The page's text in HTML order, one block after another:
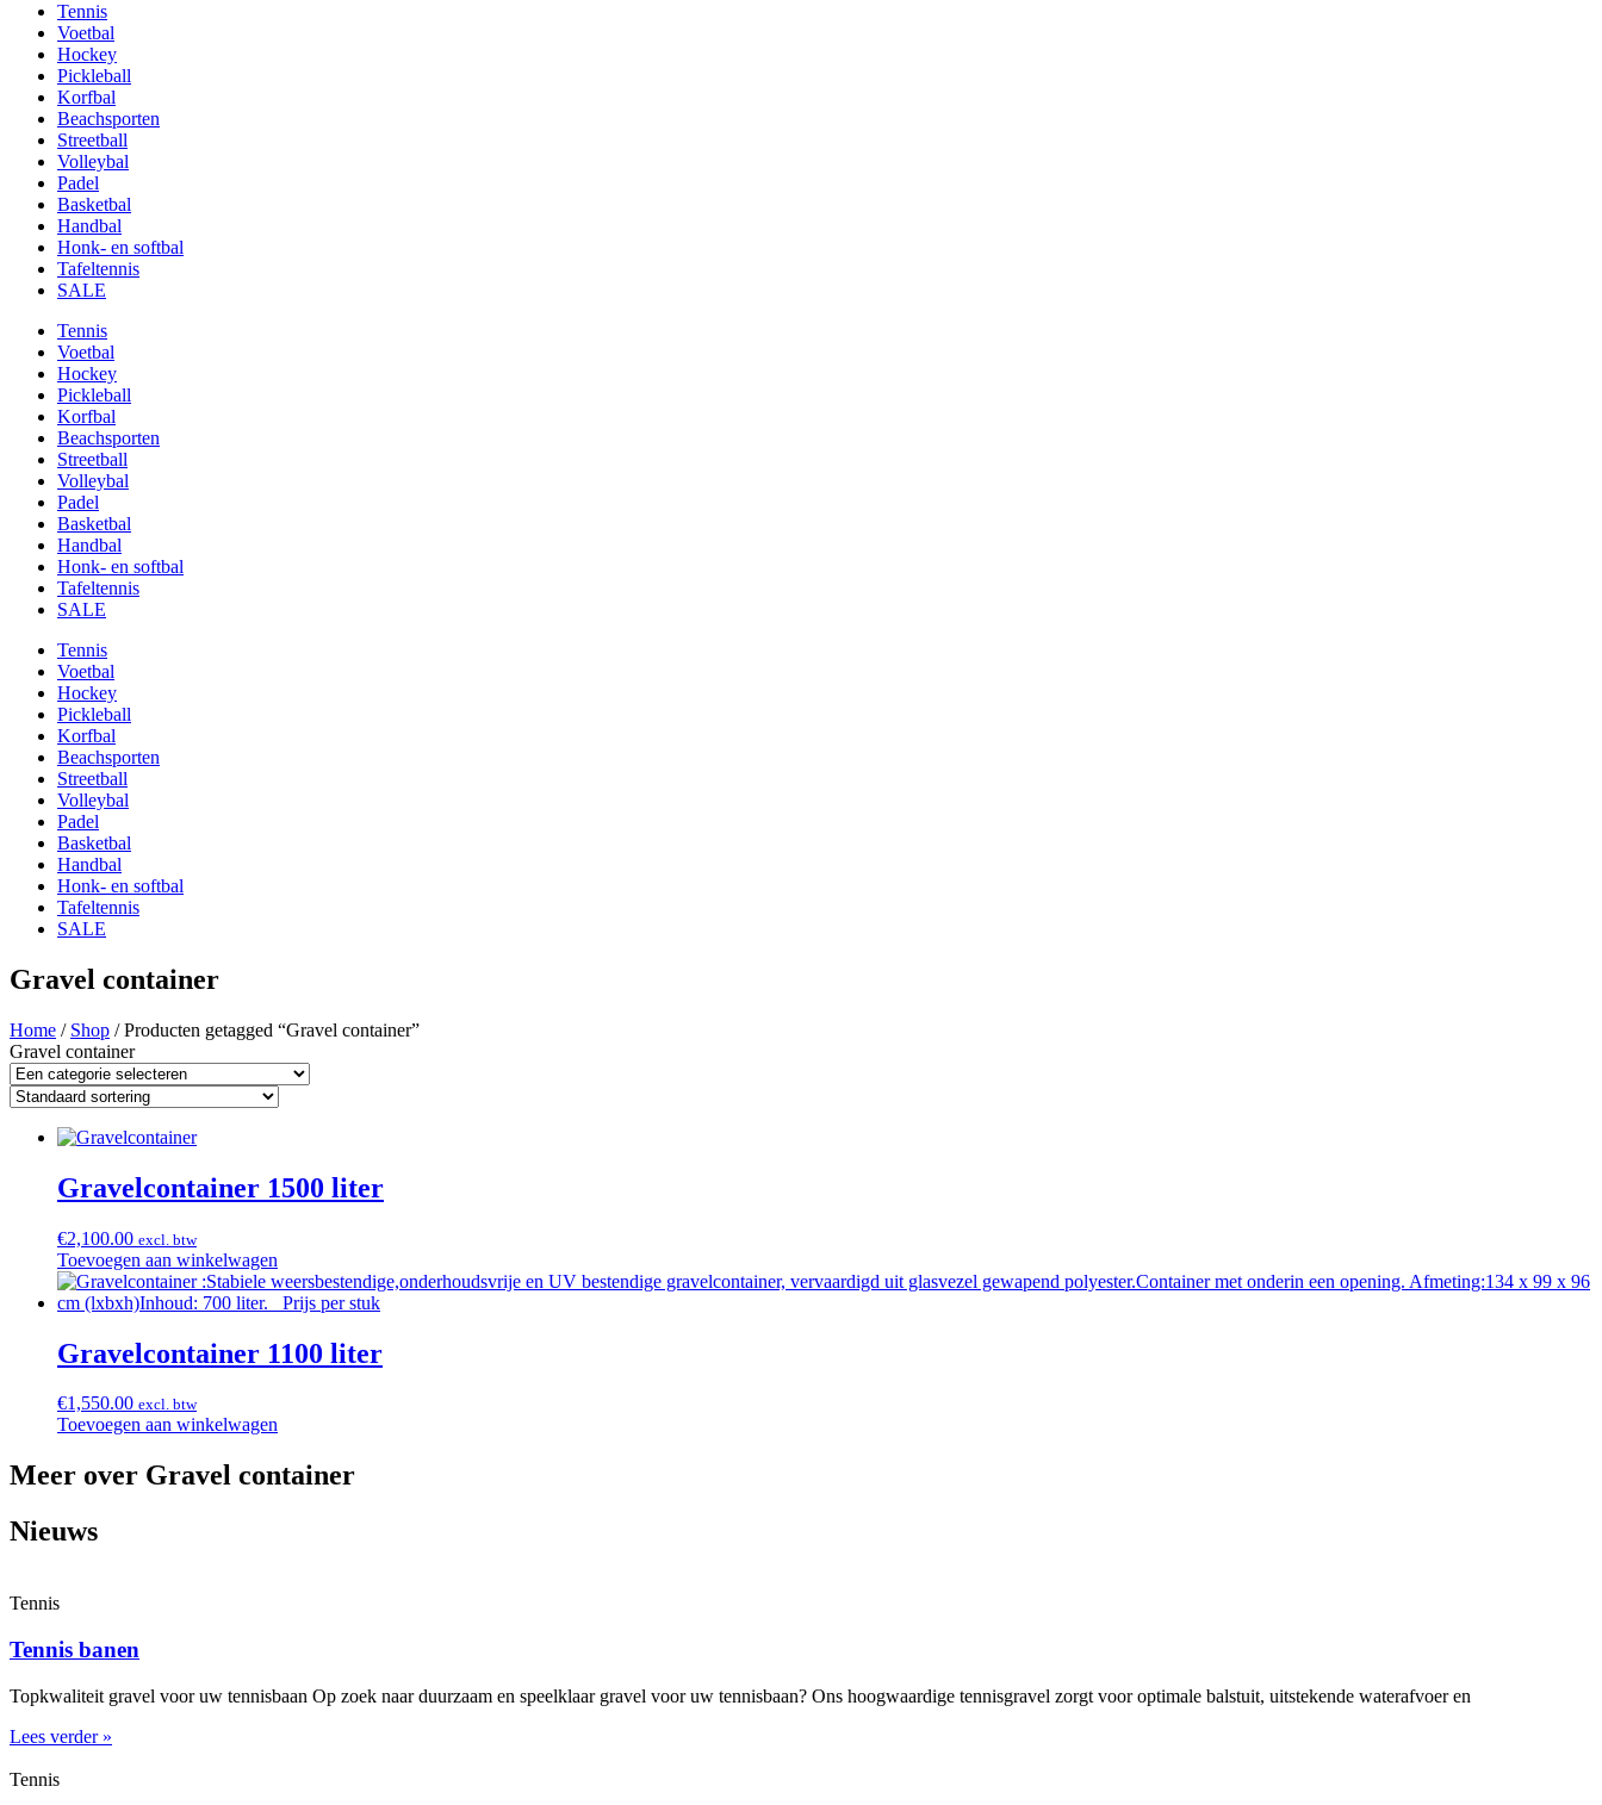
Tennis
Voetbal
Hockey
Pickleball
Korfbal
Beachsporten
Streetball
Volleybal
Padel
Basketbal
Handbal
Honk- en softbal
Tafeltennis
SALE
Tennis
Voetbal
Hockey
Pickleball
Korfbal
Beachsporten
Streetball
Volleybal
Padel
Basketbal
Handbal
Honk- en softbal
Tafeltennis
SALE
Tennis
Voetbal
Hockey
Pickleball
Korfbal
Beachsporten
Streetball
Volleybal
Padel
Basketbal
Handbal
Honk- en softbal
Tafeltennis
SALE
Gravel container
Home / Shop / Producten getagged “Gravel container”
Gravel container
Gravelcontainer 1500 liter
€2,100.00 excl. btw
Toevoegen aan winkelwagen
Gravelcontainer 1100 liter
€1,550.00 excl. btw
Toevoegen aan winkelwagen
Meer over Gravel container
Nieuws
Tennis
Tennis banen
Topkwaliteit gravel voor uw tennisbaan Op zoek naar duurzaam en speelklaar gravel voor uw tennisbaan? Ons hoogwaardige tennisgravel zorgt voor optimale balstuit, uitstekende waterafvoer en
Lees verder »
Tennis